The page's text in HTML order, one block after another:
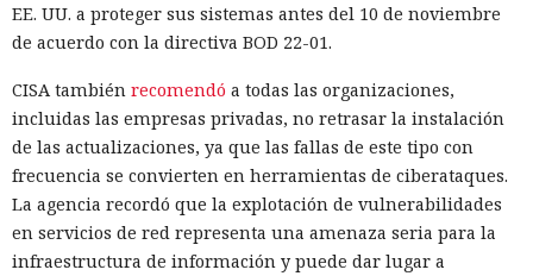
EE. UU. a proteger sus sistemas antes del 10 de noviembre
de acuerdo con la directiva BOD 22-01.
CISA también recomendó a todas las organizaciones,
incluidas las empresas privadas, no retrasar la instalación
de las actualizaciones, ya que las fallas de este tipo con
frecuencia se convierten en herramientas de ciberataques.
La agencia recordó que la explotación de vulnerabilidades
en servicios de red representa una amenaza seria para la
infraestructura de información y puede dar lugar a